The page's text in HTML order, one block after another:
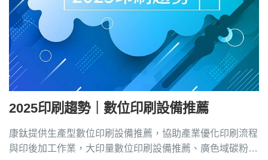
2025印刷趨勢｜數位印刷設備推薦
康鈦提供生產型數位印刷設備推薦，協助產業優化印刷流程
與印後加工作業，大印量數位印刷設備推薦、廣色域碳粉、